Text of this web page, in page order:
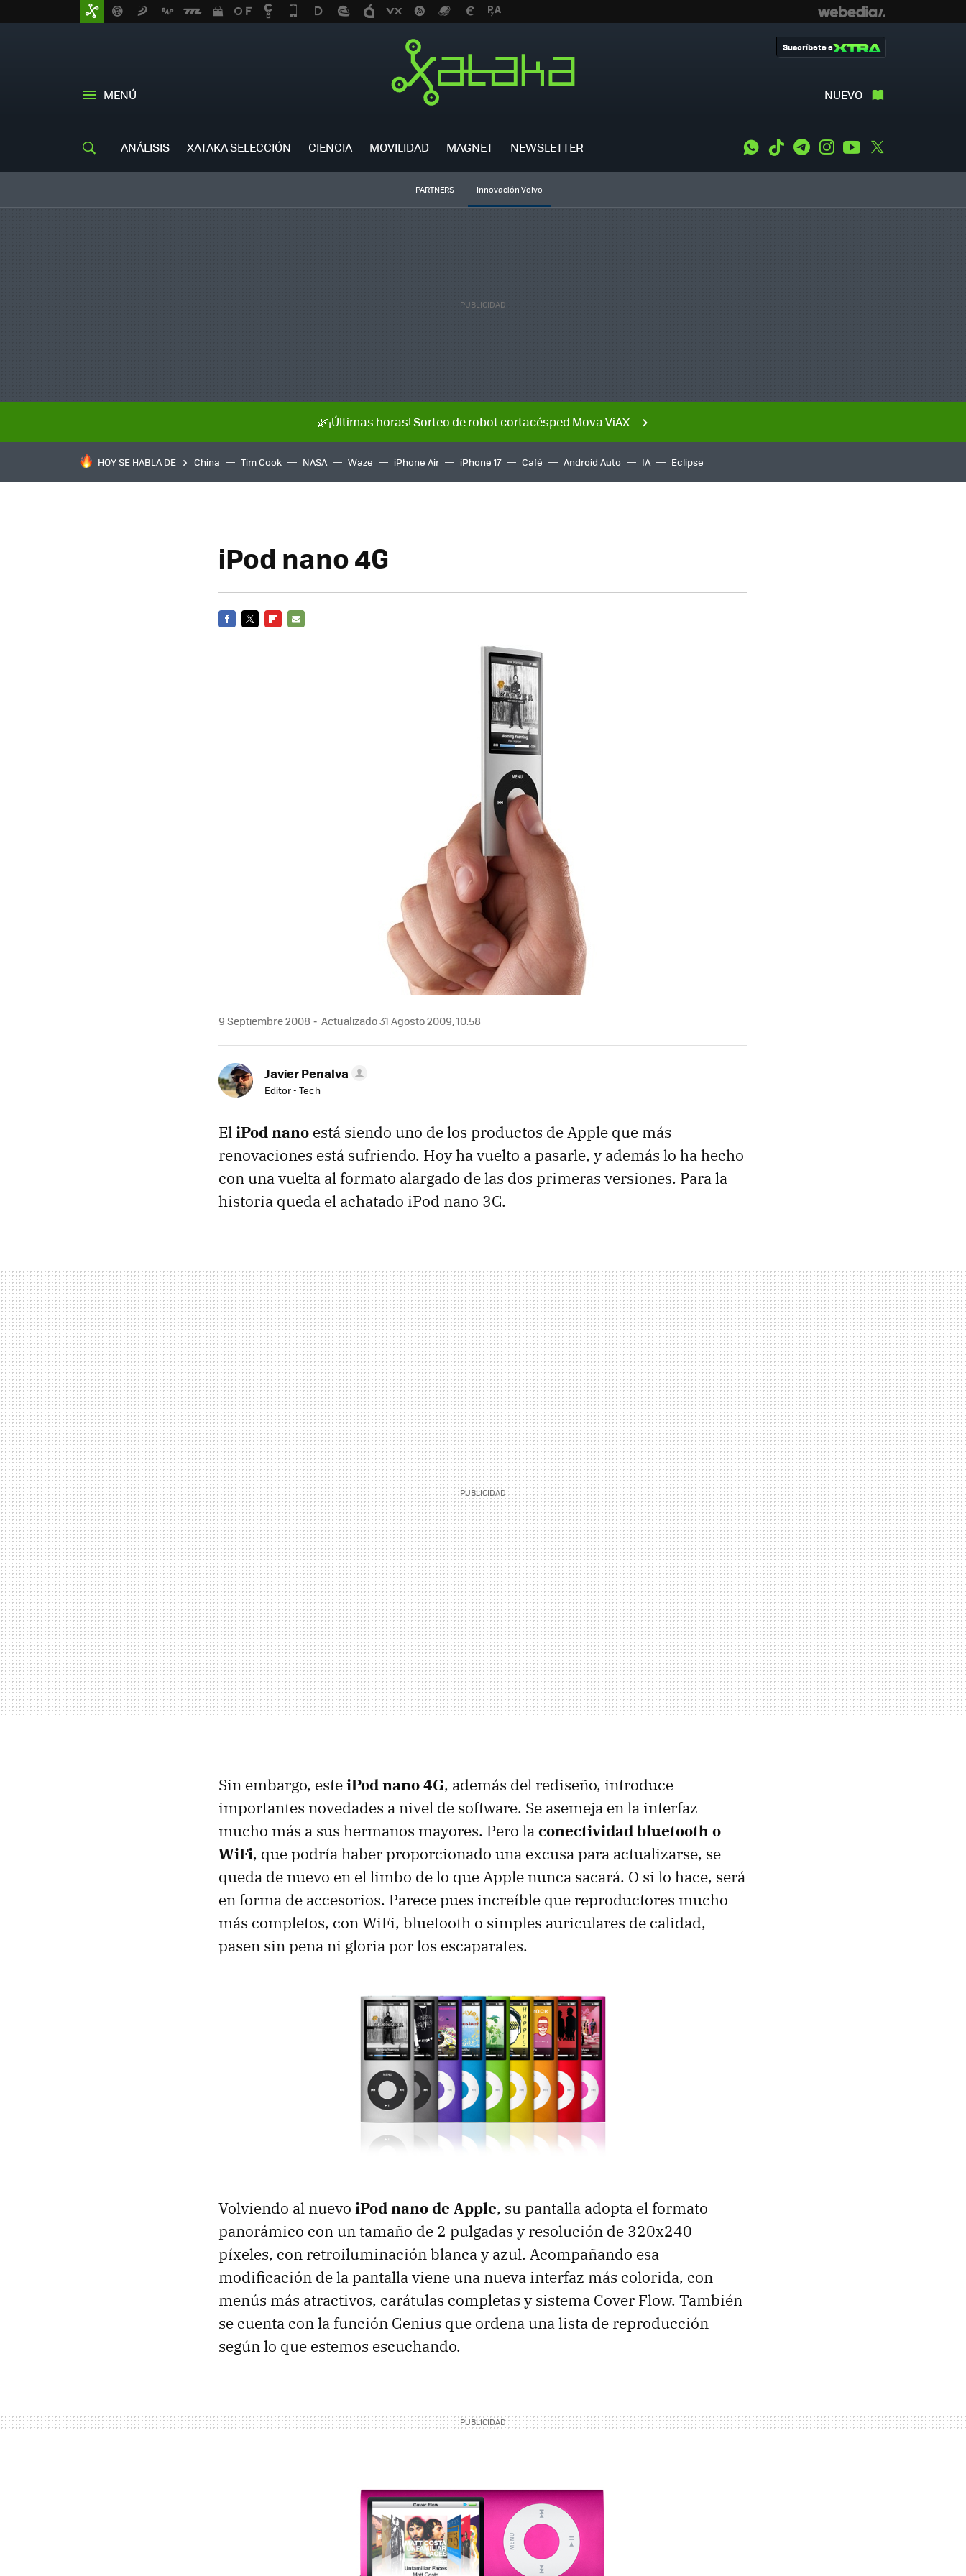
MENÚ NUEVO
Suscríbete a
ANÁLISIS XATAKA SELECCIÓN CIENCIA MOVILIDAD MAGNET NEWSLETTER WhatsApp
Tiktok TelegramInstagramYoutube
PARTNERS Innovación Volvo
🌿¡Últimas horas! Sorteo de robot cortacésped Mova ViAX
HOY SE HABLA DE China Tim Cook NASA Waze iPhone Air iPhone 17 Café Android Auto IA Eclipse
iPod nano 4G
9 Septiembre 2008 Actualizado 31 Agosto 2009, 10:58
Javier Penalva
Editor - Tech
EliPod nano está siendo uno de los productos de Apple que más
renovaciones está sufriendo. Hoy ha vuelto a pasarle, y además lo ha hecho
con una vuelta al formato alargado de las dos primeras versiones. Para la
historia queda el achatado iPod nano 3G.
Sin embargo, esteiPod nano 4G, además del rediseño, introduce
importantes novedades a nivel de software. Se asemeja en la interfaz
mucho más a sus hermanos mayores. Pero laconectividad bluetooth o
WiFi, que podría haber proporcionado una excusa para actualizarse, se
queda de nuevo en el limbo de lo que Apple nunca sacará. O si lo hace, será
en forma de accesorios. Parece pues increíble que reproductores mucho
más completos, con WiFi, bluetooth o simples auriculares de calidad,
pasen sin pena ni gloria por los escaparates.
Volviendo al nuevo iPod nano de Apple, su pantalla adopta el formato
panorámico con un tamaño de 2 pulgadas y resolución de 320x240
píxeles, con retroiluminación blanca y azul. Acompañando esa
modificación de la pantalla viene una nueva interfaz más colorida, con
menús más atractivos, carátulas completas y sistema Cover Flow. También
se cuenta con la función Genius que ordena una lista de reproducción
según lo que estemos escuchando.